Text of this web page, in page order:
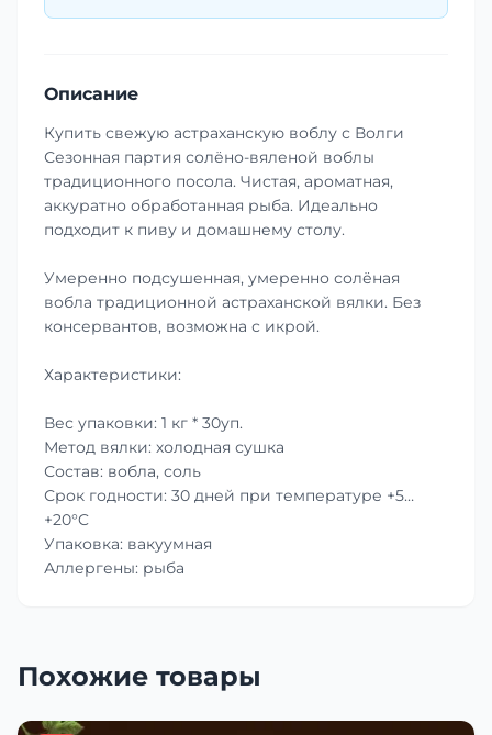
Описание
Купить свежую астраханскую воблу с Волги
Сезонная партия солёно-вяленой воблы
традиционного посола. Чистая, ароматная,
аккуратно обработанная рыба. Идеально
подходит к пиву и домашнему столу.
Умеренно подсушенная, умеренно солёная
вобла традиционной астраханской вялки. Без
консервантов, возможна с икрой.
Характеристики:
Вес упаковки: 1 кг * 30уп.
Метод вялки: холодная сушка
Состав: вобла, соль
Срок годности: 30 дней при температуре +5…
+20°C
Упаковка: вакуумная
Аллергены: рыба
Похожие товары